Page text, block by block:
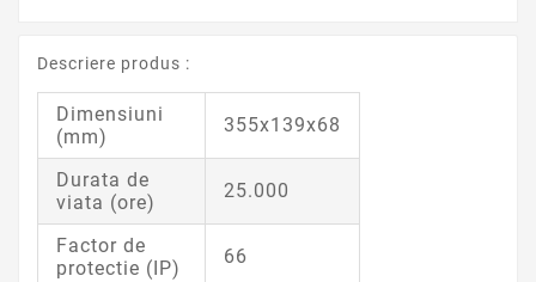
Descriere produs :
Dimensiuni
(mm)
355x139x68
Durata de
viata (ore)
25.000
Factor de
protectie (IP)
66